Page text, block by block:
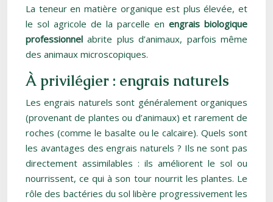
La teneur en matière organique est plus élevée, et
le sol agricole de la parcelle en engrais biologique
professionnel abrite plus d’animaux, parfois même
des animaux microscopiques.
À privilégier : engrais naturels
Les engrais naturels sont généralement organiques
(provenant de plantes ou d’animaux) et rarement de
roches (comme le basalte ou le calcaire). Quels sont
les avantages des engrais naturels ? Ils ne sont pas
directement assimilables : ils améliorent le sol ou
nourrissent, ce qui à son tour nourrit les plantes. Le
rôle des bactéries du sol libère progressivement les